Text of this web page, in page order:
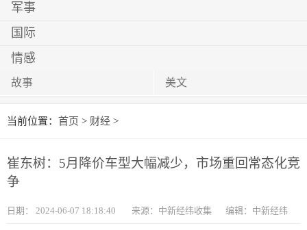
军事
国际
情感
故事 美文
当前位置： 首页 > 财经 >
崔东树：5月降价车型大幅减少，市场重回常态化竞
争
日期： 2024-06-07 18:18:40 来源：中新经纬收集 编辑：中新经纬